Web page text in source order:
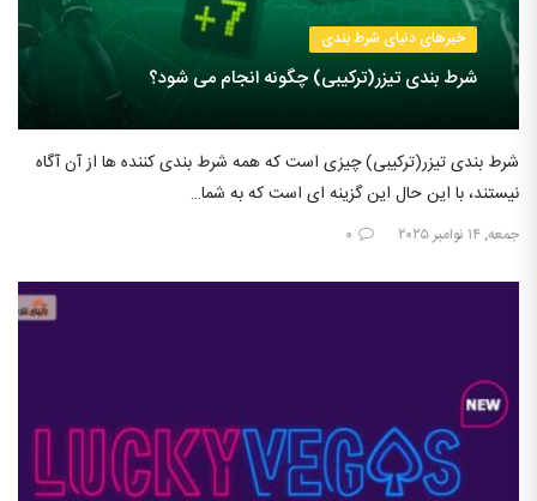
خبرهای دنیای شرط بندی
شرط بندی تیزر(ترکیبی) چگونه انجام می شود؟
شرط بندی تیزر(ترکیبی) چیزی است که همه شرط بندی کننده ها از آن آگاه
نیستند، با این حال این گزینه ای است که به شما…
جمعه, ۱۴ نوامبر ۲۰۲۵ ۰